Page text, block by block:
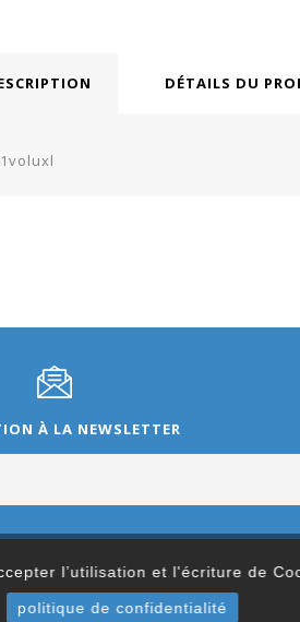
l’utilisation et l'écriture de
politique de confidentialité
DÉTAILS DU
À LA NEWSLETTER